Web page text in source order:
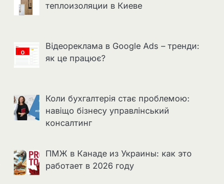
теплоизоляции в Киеве
Відеореклама в Google Ads – тренди:
як це працює?
Коли бухгалтерія стає проблемою:
навіщо бізнесу управлінський
консалтинг
ПМЖ в Канаде из Украины: как это
работает в 2026 году